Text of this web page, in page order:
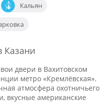
Кальян
Казани
двери в Вахитовском
метро «Кремлёвская».
атмосфера охотничьего
вкусные американские